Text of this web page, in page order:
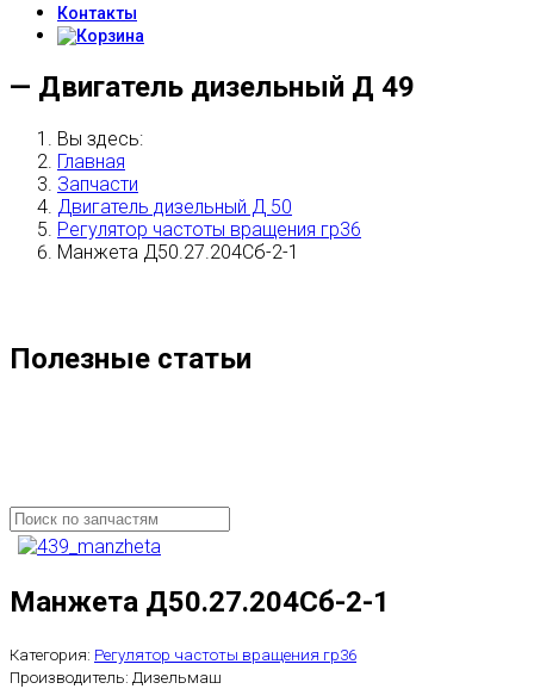
Контакты
— Двигатель дизельный Д 49
Вы здесь:
Главная
Запчасти
Двигатель дизельный Д 50
Регулятор частоты вращения гр36
Манжета Д50.27.204Сб-2-1
Полезные статьи
Манжета Д50.27.204Сб-2-1
Категория: Регулятор частоты вращения гр36
Производитель: Дизельмаш